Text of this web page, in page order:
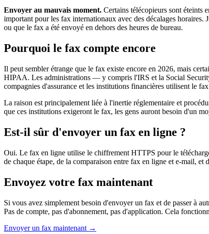
Envoyer au mauvais moment. Certains télécopieurs sont éteints
important pour les fax internationaux avec des décalages
ou que le fax a été envoyé en dehors des heures de bureau.
Pourquoi le fax compte encore
Il peut sembler étrange que le fax existe encore en 2026, mais
HIPAA. Les administrations — y compris l'IRS et la Social
compagnies d'assurance et les institutions financières utilisent le
La raison est principalement liée à l'inertie réglementaire et
que ces institutions exigeront le fax, les gens auront besoin d'un
Est-il sûr d'envoyer un fax en ligne ?
Oui. Le fax en ligne utilise le chiffrement HTTPS pour le
de chaque étape, de la comparaison entre fax en ligne et e-mail,
Envoyez votre fax maintenant
Si vous avez simplement besoin d'envoyer un fax et de passer à
Pas de compte, pas d'abonnement, pas d'application. Cela
Envoyer un fax maintenant →